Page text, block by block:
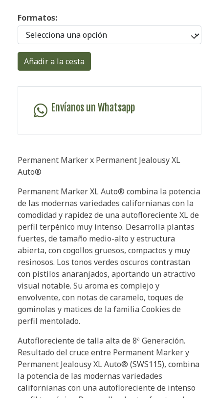
Formatos:
Añadir a la cesta
Envíanos un Whatsapp
Permanent Marker x Permanent Jealousy XL
Auto®
Permanent Marker XL Auto® combina la potencia
de las modernas variedades californianas con la
comodidad y rapidez de una autofloreciente XL de
perfil terpénico muy intenso. Desarrolla plantas
fuertes, de tamaño medio-alto y estructura
abierta, con cogollos gruesos, compactos y muy
resinosos. Los tonos verdes oscuros contrastan
con pistilos anaranjados, aportando un atractivo
visual notable. Su aroma es complejo y
envolvente, con notas de caramelo, toques de
gominolas y matices de la familia Cookies de
perfil mentolado.
Autofloreciente de talla alta de 8ª Generación.
Resultado del cruce entre Permanent Marker y
Permanent Jealousy XL Auto® (SWS115), combina
la potencia de las modernas variedades
californianas con una autofloreciente de intenso